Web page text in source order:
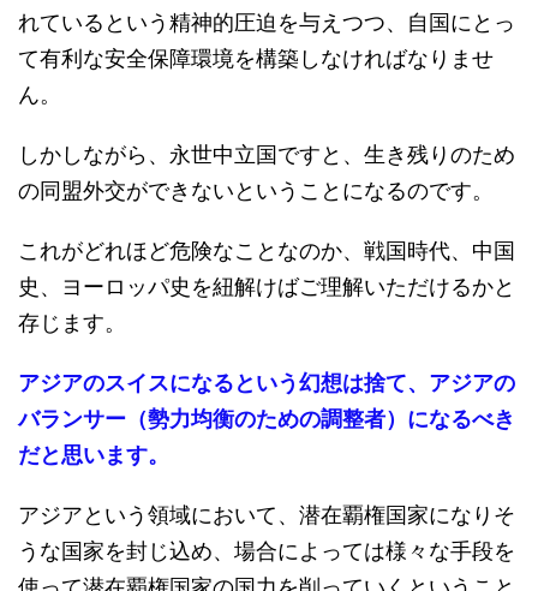
れているという精神的圧迫を与えつつ、自国にとっ
て有利な安全保障環境を構築しなければなりませ
ん。
しかしながら、永世中立国ですと、生き残りのため
の同盟外交ができないということになるのです。
これがどれほど危険なことなのか、戦国時代、中国
史、ヨーロッパ史を紐解けばご理解いただけるかと
存じます。
アジアのスイスになるという幻想は捨て、アジアの
バランサー（勢力均衡のための調整者）になるべき
だと思います。
アジアという領域において、潜在覇権国家になりそ
うな国家を封じ込め、場合によっては様々な手段を